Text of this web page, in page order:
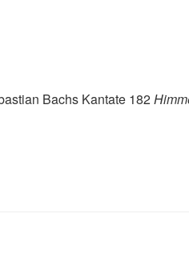
Bachs Kantate 182